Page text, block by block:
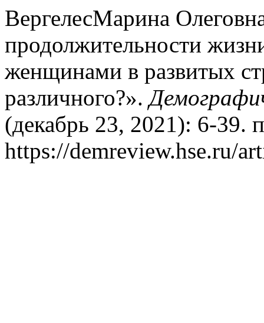
ВергелесМарина
продолжительности
женщинами в развитых
различного?».
(декабрь 23, 2021): 6-39.
https://demreview.hse.ru/